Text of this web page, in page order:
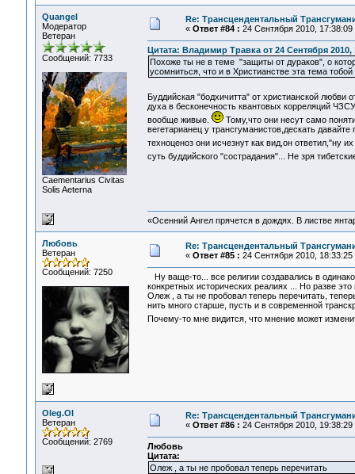
Quangel
Модератор
Ветеран
Сообщений: 7733
Сaementarius Civitas
Solis Aeterna
Re: Трансцендентальный
« Ответ #84 : 24 Сентября 2010, 17:38:09
Цитата: Владимир Травка от 24 Сентября 2010,
Похоже ты не в теме "защиты от дураков", о
усомниться, что и в Христианстве эта тема тобой
Буддийская "бодхичитта" от христианской любви
духа в бесконечность квантовых корреляций
вообще живые.
Тому,что они несут само
вегетарианец у трансгуманистов,дескать
техноценоз они исчезнут как вид,он ответил,"ну
суть буддийского "сострадания"... Не зря
«Осенний Ангел прячется в дождях. В листве
Любовь
Ветеран
Сообщений: 7250
Re: Трансцендентальный
« Ответ #85 : 24 Сентября 2010, 18:33:25
Ну ваще-то... все религии создавались в
конкретных исторических реалиях ... Но разве это
Олеж , а ты не пробовал теперь перечитать,
нить много старше, пусть и в современной
Почему-то мне видится, что мнение может
Oleg.Ol
Ветеран
Сообщений: 2769
Re: Трансцендентальный
« Ответ #86 : 24 Сентября 2010, 19:38:29
Любовь
Цитата:
Олеж , а ты не пробовал теперь перечитать